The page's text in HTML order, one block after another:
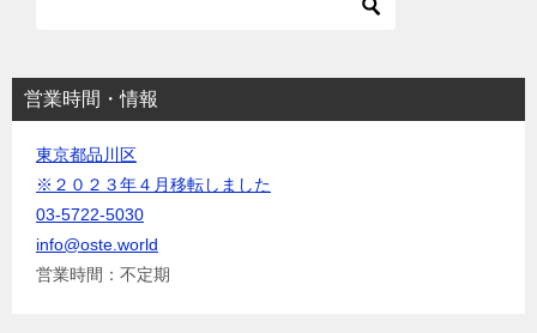
営業時間・情報
東京都品川区
※２０２３年４月移転しました
03-5722-5030
info@oste.world
営業時間：不定期